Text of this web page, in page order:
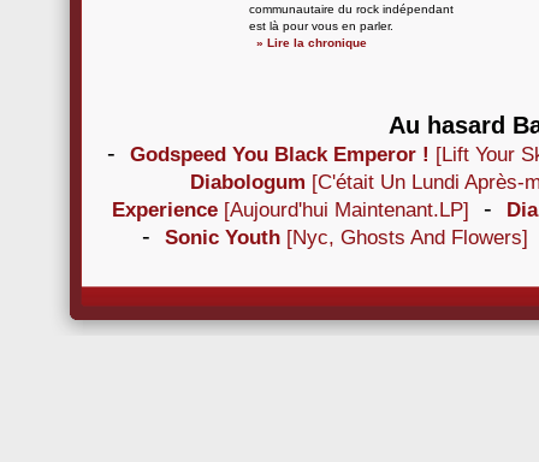
communautaire du rock indépendant
est là pour vous en parler.
» Lire la chronique
Au hasard
-
Godspeed You Black Emperor ! [Lift Your
Diabologum [C'était Un Lundi Après-
Experience [Aujourd'hui Maintenant.LP] -
- Sonic Youth[Nyc, Ghosts And Flowers]